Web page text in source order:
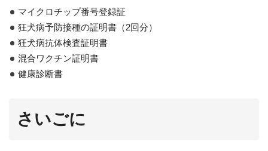
マイクロチップ番号登録証
狂犬病予防接種の証明書（2回分）
狂犬病抗体検査証明書
混合ワクチン証明書
健康診断書
さいごに